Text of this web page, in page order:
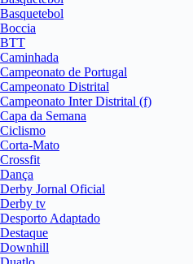
Basquetebol
Boccia
BTT
Caminhada
Campeonato de Portugal
Campeonato Distrital
Campeonato Inter Distrital (f)
Capa da Semana
Ciclismo
Corta-Mato
Crossfit
Dança
Derby Jornal Oficial
Derby tv
Desporto Adaptado
Destaque
Downhill